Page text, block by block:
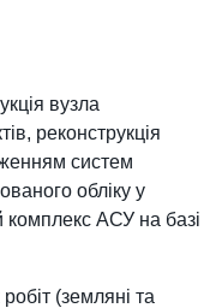
вузла
реконструкція
систем
обліку у
комплекс АСУ на базі
(земляні та